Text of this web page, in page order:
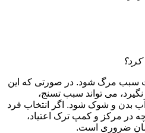
سبب مرگ شود. در صورتی که این
می تواند سبب تسنج،
آب بدن و شوک شود. اگر انتخاب فرد
در مرکز و کمپ ترک اعتیاد،
ضروری است.